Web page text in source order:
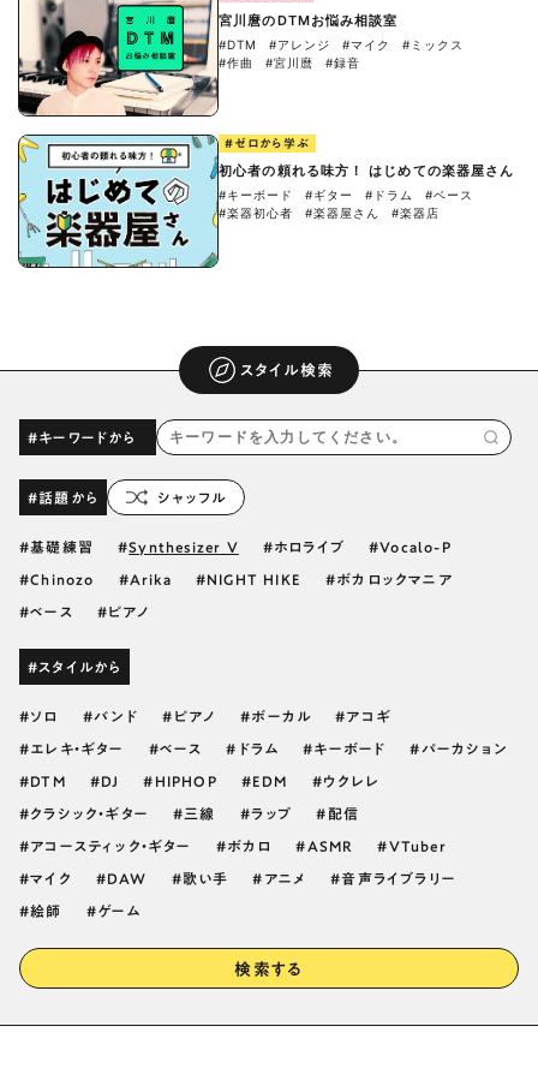
宮川麿のDTMお悩み相談室
#DTM #アレンジ #マイク
#ミックス
#作曲
#宮川麿 #録音
#ゼロから学ぶ
初心者の頼れる味方！ はじめての楽器屋さん
#キーボード #ギター #ドラム
#ベース
#楽器初心者
#楽器屋さん #楽器店
スタイル検索
#キーワードから
#話題から シャッフル
基礎練習 Synthesizer V ホロライブ Vocalo-P
Chinozo Arika NIGHT HIKE ボカロックマニア
ベース ピアノ
#スタイルから
ソロ バンド ピアノ ボーカル アコギ
エレキ・ギター ベース ドラム キーボード パーカション
DTM DJ HIPHOP EDM ウクレレ
クラシック・ギター 三線 ラップ 配信
アコースティック・ギター ボカロ ASMR VTuber
マイク DAW 歌い手 アニメ 音声ライブラリー
絵師 ゲーム
検索する